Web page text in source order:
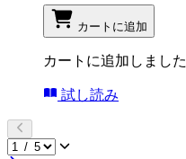
カートに追加
カートに追加しました
試し読み